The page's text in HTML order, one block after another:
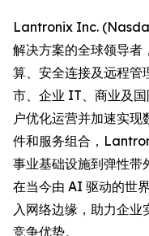
Lantronix Inc.
解决方案的全球领导者
算、安全连接及远程
市、企业 IT、商业及
户优化运营并加速实
件和服务组合，
事业基础设施到弹性带
在当今由 AI 驱动的世
入网络边缘，助力企
竞争优势。